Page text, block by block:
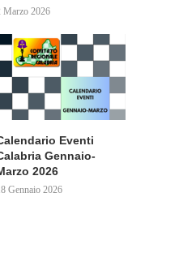
Marzo 2026
Eventi
Gennaio-
2026
Gennaio 2026